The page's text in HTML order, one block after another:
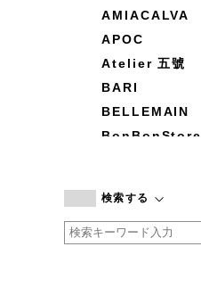
AMIACALVA
APOC
Atelier 五號
BARI
BELLEMAIN
BonBonStore
by basics
CATWORTH
検索する